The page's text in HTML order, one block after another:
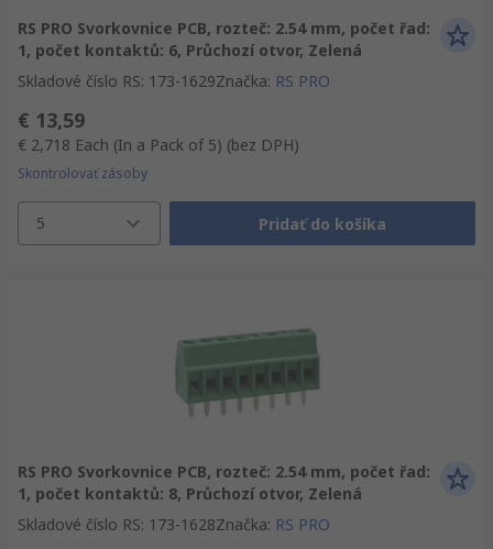
RS PRO Svorkovnice PCB, rozteč: 2.54 mm, počet řad:
1, počet kontaktů: 6, Průchozí otvor, Zelená
Skladové číslo RS: 173-1629Značka: RS PRO
€ 13,59
€ 2,718 Each (In a Pack of 5) (bez DPH)
Skontrolovať zásoby
5 Pridať do košíka
RS PRO Svorkovnice PCB, rozteč: 2.54 mm, počet řad:
1, počet kontaktů: 8, Průchozí otvor, Zelená
Skladové číslo RS: 173-1628Značka: RS PRO